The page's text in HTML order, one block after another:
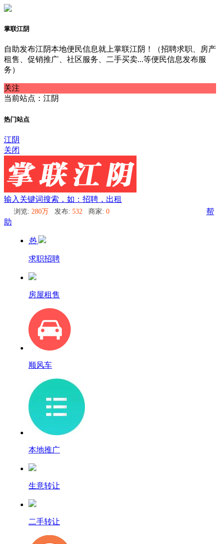
掌联江阴
自助发布江阴本地便民信息就上掌联江阴！（招聘求职、房产
租售、促销推广、社区服务、二手买卖...等便民信息发布服
务）
关注
当前站点：江阴
热门站点
江阴
关闭
输入关键词搜索，如：招聘，出租
浏览: 280万 发布: 532 商家: 0
帮
助
热
求职招聘
房屋租售
顺风车
本地推广
生意转让
二手转让